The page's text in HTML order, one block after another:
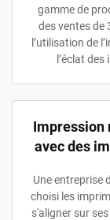
gamme de
des ventes de
l’utilisation de
l’éclat
Impression
avec des
Une entreprise
choisi les
s'aligner sur